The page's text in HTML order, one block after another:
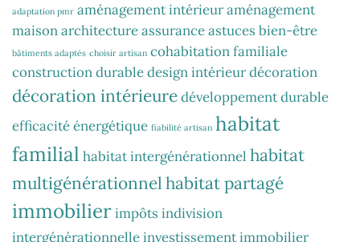
adaptation pmr aménagement intérieuraménagement
maisonarchitectureassuranceastuces bien-être
bâtiments adaptés choisir artisan cohabitation familiale
construction durabledesign intérieurdécoration
décoration intérieuredéveloppement durable
efficacité énergétique fiabilité artisan habitat
familial habitat intergénérationnel habitat
multigénérationnelhabitat partagé
immobilierimpôts indivision
intergénérationnelleinvestissement immobilier